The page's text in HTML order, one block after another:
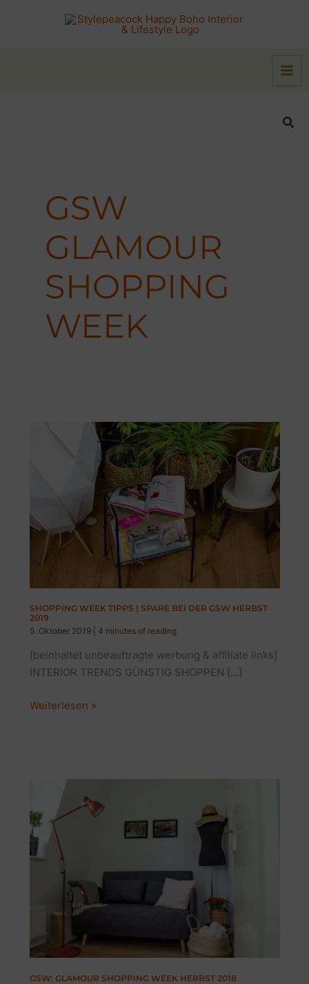
GSW
GLAMOUR
SHOPPING
WEEK
SHOPPING WEEK TIPPS | SPARE BEI DER GSW HERBST
2019
5. Oktober 2019
4 minutes of reading
[beinhaltet unbeauftragte werbung & affiliate links]
INTERIOR TRENDS GÜNSTIG SHOPPEN […]
SHOPPING
DER
GSW
HERBST
2019
Weiterlesen »
GSW: GLAMOUR SHOPPING WEEK HERBST 2018